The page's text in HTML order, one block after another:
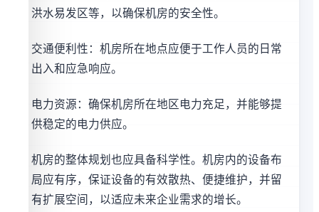
洪水易发区等，以确保机房的安全性。
交通便利性：机房所在地点应便于工作人员的日常
出入和应急响应。
电力资源：确保机房所在地区电力充足，并能够提
供稳定的电力供应。
机房的整体规划也应具备科学性。机房内的设备布
局应有序，保证设备的有效散热、便捷维护，并留
有扩展空间，以适应未来企业需求的增长。